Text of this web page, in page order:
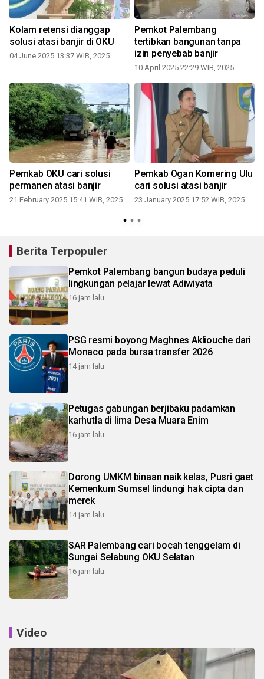
Kolam retensi dianggap
solusi atasi banjir di OKU
04 June 2025 13:37 WIB, 2025
Pemkot Palembang
tertibkan bangunan tanpa
izin penyebab banjir
10 April 2025 22:29 WIB, 2025
Pemkab OKU cari solusi
permanen atasi banjir
21 February 2025 15:41 WIB, 2025
Pemkab Ogan Komering Ulu
cari solusi atasi banjir
23 January 2025 17:52 WIB, 2025
Berita Terpopuler
Pemkot Palembang bangun budaya peduli
lingkungan pelajar lewat Adiwiyata
16 jam lalu
PSG resmi boyong Maghnes Akliouche dari
Monaco pada bursa transfer 2026
14 jam lalu
Petugas gabungan berjibaku padamkan
karhutla di lima Desa Muara Enim
16 jam lalu
Dorong UMKM binaan naik kelas, Pusri gaet
Kemenkum Sumsel lindungi hak cipta dan
merek
14 jam lalu
SAR Palembang cari bocah tenggelam di
Sungai Selabung OKU Selatan
16 jam lalu
Video